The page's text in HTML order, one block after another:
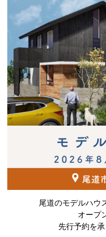
尾道のモデルハウ
オープ
先行予約を承